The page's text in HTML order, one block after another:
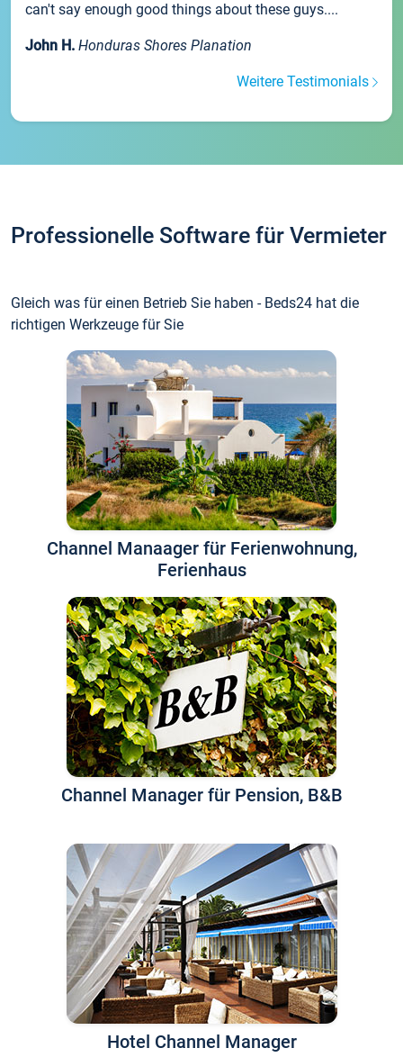
can't say enough good things about these guys....
John H. Honduras Shores Planation
Weitere Testimonials
Professionelle Software für Vermieter
Gleich was für einen Betrieb Sie haben - Beds24 hat die
richtigen Werkzeuge für Sie
Channel Manaager für Ferienwohnung,
Ferienhaus
Channel Manager für Pension, B&B
Hotel Channel Manager